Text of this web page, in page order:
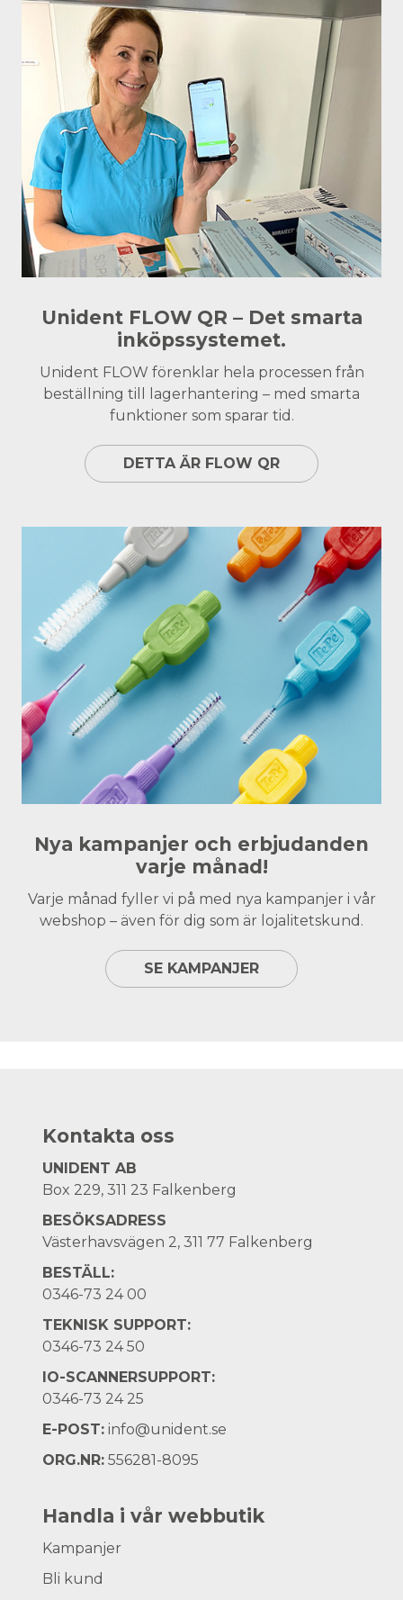
Unident FLOW QR – Det smarta
inköpssystemet.
Unident FLOW förenklar hela processen från
beställning till lagerhantering – med smarta
funktioner som sparar tid.
DETTA ÄR FLOW QR
Nya kampanjer och erbjudanden
varje månad!
Varje månad fyller vi på med nya kampanjer i vår
webshop – även för dig som är lojalitetskund.
SE KAMPANJER
Kontakta oss
UNIDENT AB
Box 229, 311 23 Falkenberg
BESÖKSADRESS
Västerhavsvägen 2, 311 77 Falkenberg
BESTÄLL:
0346-73 24 00
TEKNISK SUPPORT:
0346-73 24 50
IO-SCANNERSUPPORT:
0346-73 24 25
E-POST: info@unident.se
ORG.NR: 556281-8095
Handla i vår webbutik
Kampanjer
Bli kund